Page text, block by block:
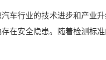
车行业的技术进步和产业
在安全隐患。随着检测标